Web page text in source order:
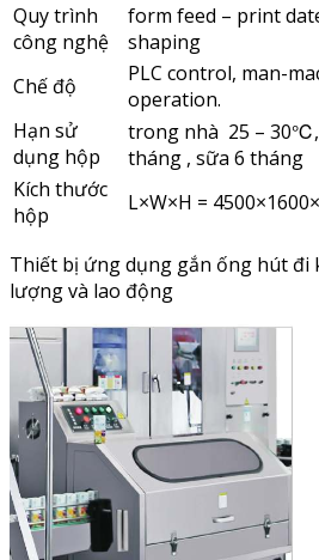
Quy trình
công nghệ
form feed – print
shaping
Chế độ
PLC control, man-
operation.
Hạn sử
dụng hộp
trong nhà 25 –
tháng , sữa 6 tháng
Kích thước
hộp
L×W×H =
Thiết bị ứng dụng gắn ống hút đi
lượng và lao động